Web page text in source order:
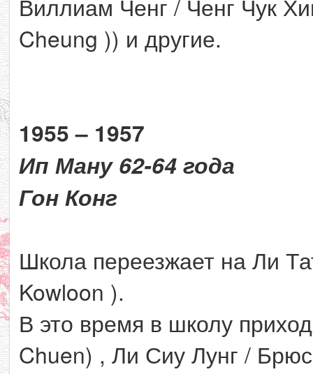
Виллиам Ченг / Ченг Чук
Cheung )) и другие.
1955 – 1957
Ип Ману 62-64 года
Гон Конг
Школа переезжает на Ли
Kowloon ).
В это время в школу
Chuen) , Ли Сиу Лунг /